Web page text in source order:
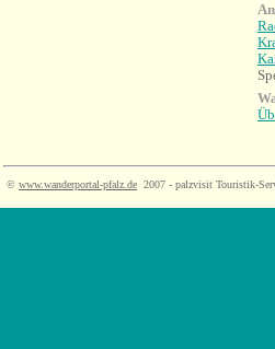
© www.wanderportal-pfalz.de 2007 - palzvisit Touristik-